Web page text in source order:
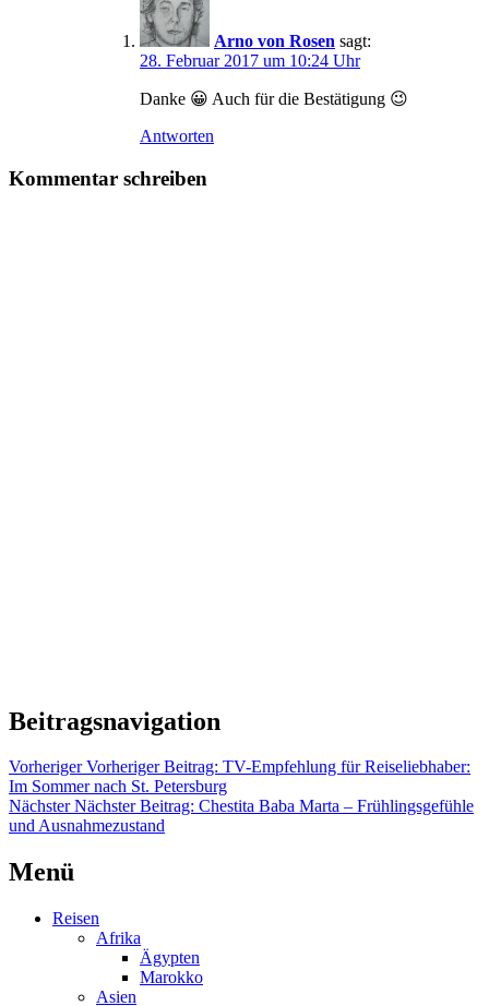
Arno von Rosen sagt:
28. Februar 2017 um 10:24 Uhr
Danke 😀 Auch für die Bestätigung 😉
Antworten
Kommentar schreiben
Beitragsnavigation
Vorheriger Vorheriger Beitrag: TV-Empfehlung für Reiseliebhaber:
Im Sommer nach St. Petersburg
Nächster Nächster Beitrag: Chestita Baba Marta – Frühlingsgefühle
und Ausnahmezustand
Menü
Reisen
Afrika
Ägypten
Marokko
Asien